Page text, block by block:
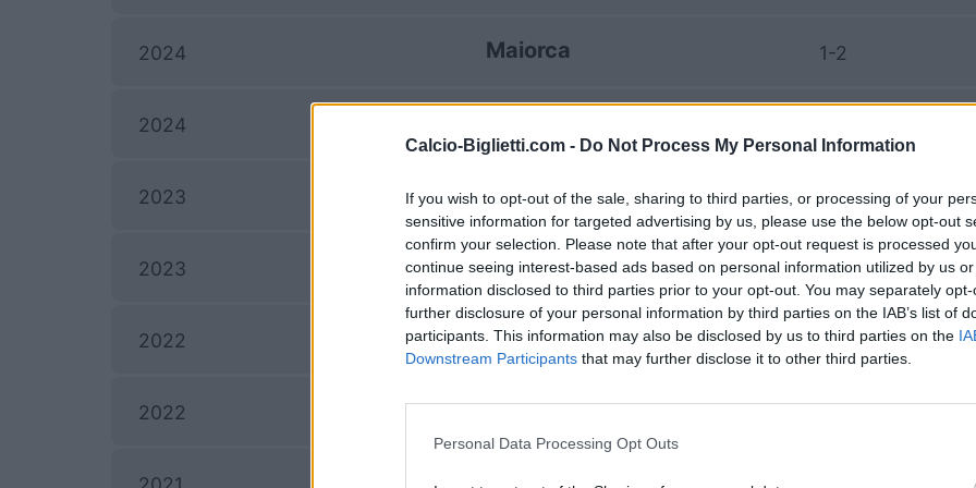
Calcio-Biglietti.com - Do Not Process My Personal Information
If you wish to opt-out of the sale, sharing to third parties, or processing of your
sensitive information for targeted advertising by us, please use the below opt-out
confirm your selection. Please note that after your opt-out request is processed
continue seeing interest-based ads based on personal information utilized by us
information disclosed to third parties prior to your opt-out. You may separately
further disclosure of your personal information by third parties on the IAB’s list of
participants. This information may also be disclosed by us to third parties on the
Downstream Participants that may further disclose it to other third parties.
Personal Data Processing Opt Outs
2024 Maiorca 1-2
2024
2023 Maiorca 0-1
2023 Maiorca 4-2
2022 Villarreal 0-2
2022 Villarreal
Maiorca